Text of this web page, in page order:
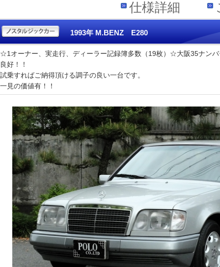
仕様詳細
1993年 M.BENZ E280
☆1オーナー、実走行、ディーラー記録簿多数（19枚）☆大阪35ナン
良好！！
試乗すればご納得頂ける調子の良い一台です。
一見の価値有！！